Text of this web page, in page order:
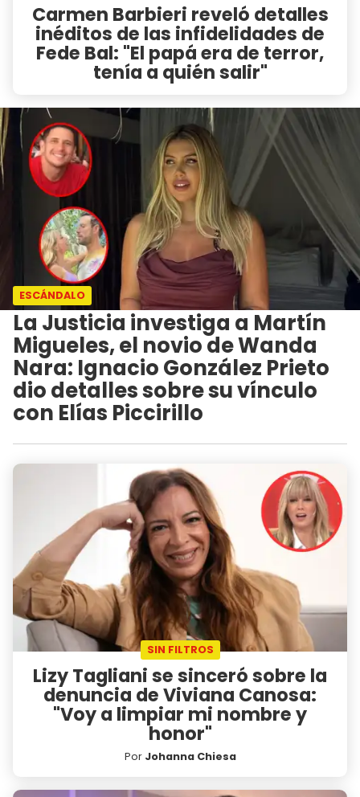
Carmen Barbieri reveló detalles
inéditos de las infidelidades de
Fede Bal: "El papá era de terror,
tenía a quién salir"
ESCÁNDALO
La Justicia investiga a Martín
Migueles, el novio de Wanda
Nara: Ignacio González Prieto
dio detalles sobre su vínculo
con Elías Piccirillo
SIN FILTROS
Lizy Tagliani se sinceró sobre la
denuncia de Viviana Canosa:
"Voy a limpiar mi nombre y
honor"
Por Johanna Chiesa